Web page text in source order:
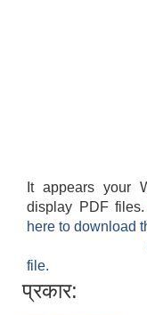
It appears your
display PDF files.
here to download
file.
प्रकार: